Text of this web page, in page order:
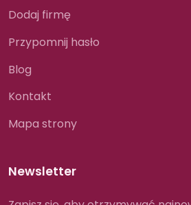
Dodaj firmę
Przypomnij hasło
Blog
Kontakt
Mapa strony
Newsletter